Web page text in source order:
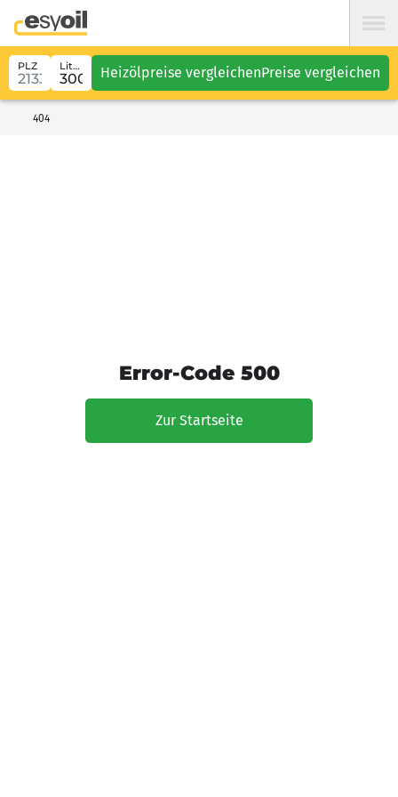
PLZ Liter Heizölpreise vergleichenPreise vergleichen
404
Error-Code 500
Zur Startseite